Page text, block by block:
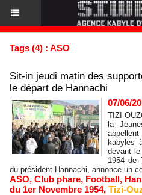
Tags (4) : ASO
Sit-in jeudi matin des
le départ de Hannachi
07/06/
TIZI-
la
kabyles
devant le
1954 de
du président Hannachi, annonce un
ASO, Club phare, Football,
du 1er Novembre 1954, Tizi-